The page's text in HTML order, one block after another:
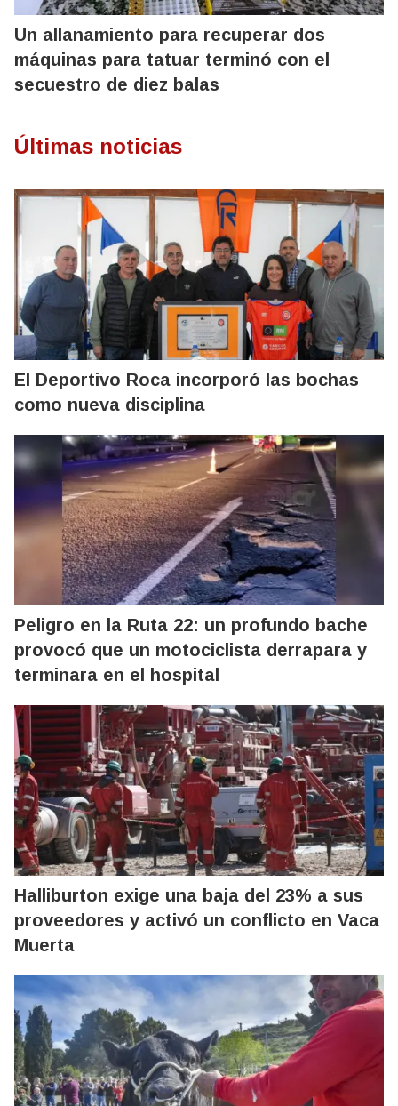
Un allanamiento para recuperar dos
máquinas para tatuar terminó con el
secuestro de diez balas
Últimas noticias
El Deportivo Roca incorporó las bochas
como nueva disciplina
Peligro en la Ruta 22: un profundo bache
provocó que un motociclista derrapara y
terminara en el hospital
Halliburton exige una baja del 23% a sus
proveedores y activó un conflicto en Vaca
Muerta